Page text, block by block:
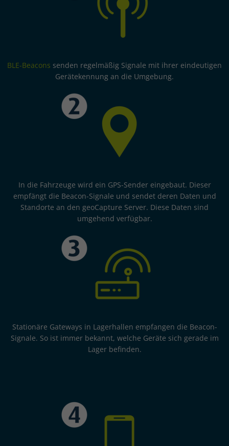
BLE-Beacons senden regelmäßig Signale mit ihrer eindeutigen
Gerätekennung an die Umgebung.
In die Fahrzeuge wird ein GPS-Sender eingebaut. Dieser
empfängt die Beacon-Signale und sendet deren Daten und
Standorte an den geoCapture Server. Diese Daten sind
umgehend verfügbar.
Stationäre Gateways in Lagerhallen empfangen die Beacon-
Signale. So ist immer bekannt, welche Geräte sich gerade im
Lager befinden.